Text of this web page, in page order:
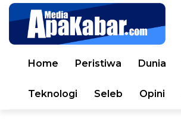
Home Peristiwa Dunia
Teknologi Seleb Opini